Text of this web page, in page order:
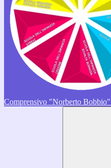
Comprensivo "Norberto Bobbio"